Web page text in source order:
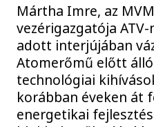
Mártha Imre, az
vezérigazgatója
adott interjújában
Atomerőmű előtt
technológiai
korábban éveken át
energetikai